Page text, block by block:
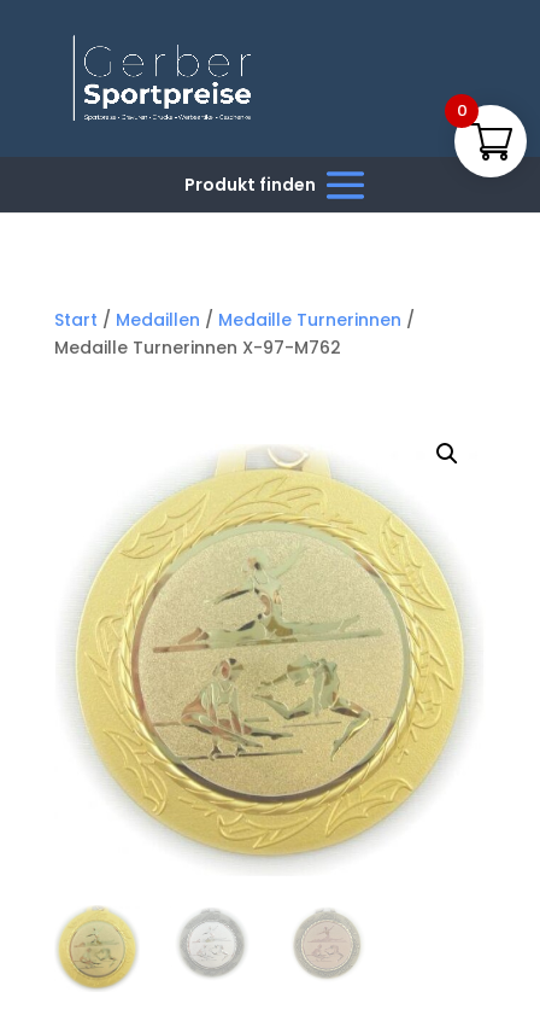
Start / Medaillen / Medaille Turnerinnen /
Medaille Turnerinnen X-97-M762
0